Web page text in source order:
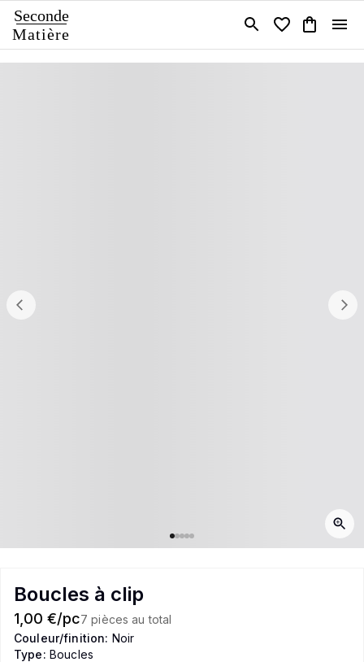
Seconde
Matière
Boucles à clip
1,00 €/pc7 pièces au total
Couleur/finition: Noir
Type: Boucles